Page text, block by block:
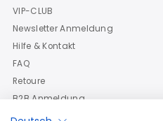
VIP-CLUB
Newsletter Anmeldung
Hilfe & Kontakt
FAQ
Retoure
B2B Anmeldung